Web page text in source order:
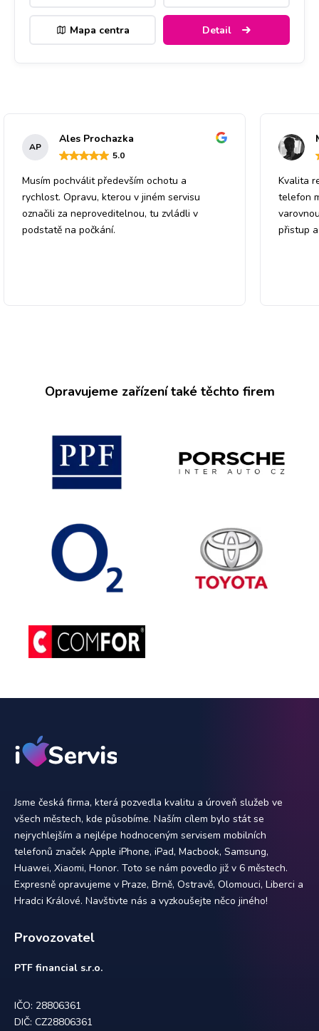
Mapa centra Detail
AP
Ales Prochazka
5.0
Musím pochválit především ochotu a
rychlost. Opravu, kterou v jiném servisu
označili za neproveditelnou, tu zvládli v
podstatě na počkání.
Kvalita
telefon
přistup
Opravujeme zařízení také těchto firem
Jsme česká firma, která pozvedla kvalitu a úroveň služeb ve
všech městech, kde působíme. Naším cílem bylo stát se
nejrychlejším a nejlépe hodnoceným servisem mobilních
telefonů značek Apple iPhone, iPad, Macbook, Samsung,
Huawei, Xiaomi, Honor. Toto se nám povedlo již v 6 městech.
Expresně opravujeme v Praze, Brně, Ostravě, Olomouci, Liberci a
Hradci Králové. Navštivte nás a vyzkoušejte něco jiného!
Provozovatel
PTF financial s.r.o.
IČO: 28806361
DIČ: CZ28806361